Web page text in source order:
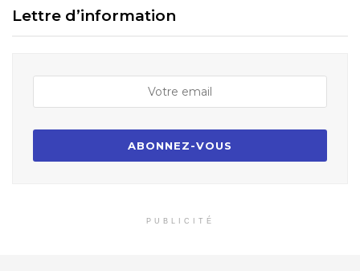
Lettre d’information
PUBLICITÉ